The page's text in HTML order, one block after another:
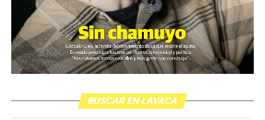
BUSCAR EN LAVACA